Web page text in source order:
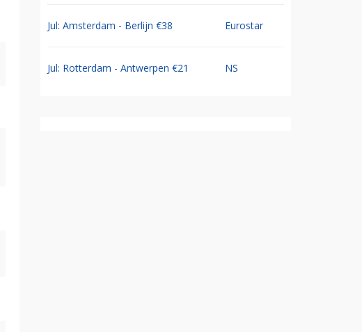
Jul: Amsterdam - Berlijn €38 Eurostar
Jul: Rotterdam - Antwerpen €21 NS